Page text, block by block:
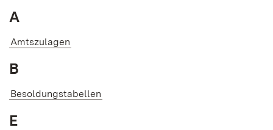
A
Amtszulagen
B
Besoldungstabellen
E